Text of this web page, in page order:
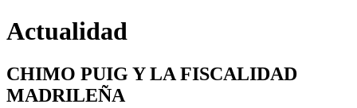
Actualidad
CHIMO PUIG Y LA FISCALIDAD
MADRILEÑA